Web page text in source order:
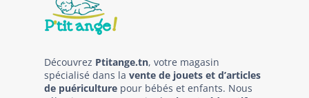
Découvrez Ptitange.tn, votre magasin
spécialisé dans la vente de jouets et d’articles
de puériculture pour bébés et enfants. Nous